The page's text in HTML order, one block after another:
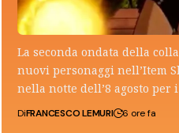
La seconda ondata della
nuovi personaggi nell’Item
nella notte dell’8 agosto
DiFRANCESCO LEMURI 6 ore fa